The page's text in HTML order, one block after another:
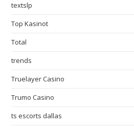
textslp
Top Kasinot
Total
trends
Truelayer Casino
Trumo Casino
ts escorts dallas